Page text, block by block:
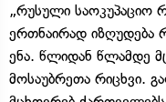
„რუსული საოკუპაციო
ერთნაირად იზღუდება
ენა. წლიდან წლამდე
მოსაუბრეთა რიცხვი.